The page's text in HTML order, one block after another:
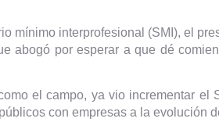
mínimo interprofesional (SMI), el
abogó por esperar a que dé
el campo, ya vio incrementar el
con empresas a la evolución